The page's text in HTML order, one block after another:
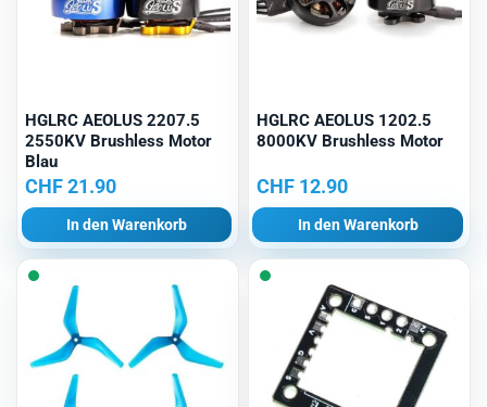
HGLRC AEOLUS 2207.5
2550KV Brushless Motor
Blau
CHF21.90
In den Warenkorb
HGLRC AEOLUS 1202.5
8000KV Brushless Motor
CHF12.90
In den Warenkorb